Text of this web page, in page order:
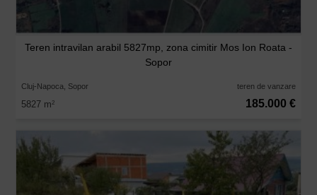
Teren intravilan arabil 5827mp, zona cimitir Mos Ion Roata -
Sopor
Cluj-Napoca, Sopor teren de vanzare
5827 m2 185.000 €